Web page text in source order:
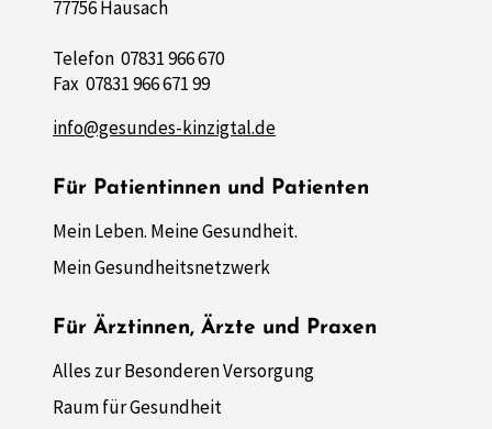
77756 Hausach
Telefon 07831 966 670
Fax 07831 966 671 99
info@gesundes-kinzigtal.de
Für Patientinnen und Patienten
Mein Leben. Meine Gesundheit.
Mein Gesundheitsnetzwerk
Für Ärztinnen, Ärzte und Praxen
Alles zur Besonderen Versorgung
Raum für Gesundheit